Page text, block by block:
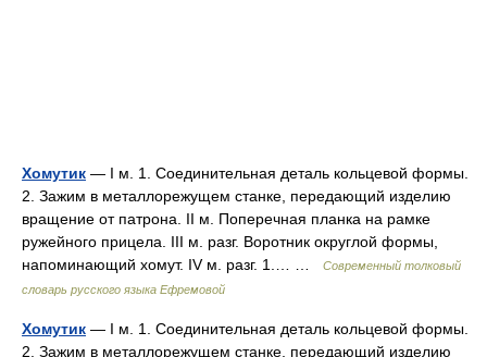
Хомутик — I м. 1. Соединительная деталь кольцевой формы.
2. Зажим в металлорежущем станке, передающий изделию
вращение от патрона. II м. Поперечная планка на рамке
ружейного прицела. III м. разг. Воротник округлой формы,
напоминающий хомут. IV м. разг. 1.… …
Современный толковый
словарь русского языка Ефремовой
Хомутик — I м. 1. Соединительная деталь кольцевой формы.
2. Зажим в металлорежущем станке, передающий изделию